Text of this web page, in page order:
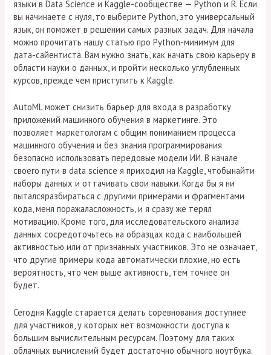
языки в Data Science и Kaggle-сообществе — Python и R. Если
вы начинаете с нуля, то выберите Python, это универсальный
язык, он поможет в решении самых разных задач. Для начала
можно прочитать нашу статью про Python-минимум для
дата-сайентиста. Вам нужно знать, как начать свою карьеру в
области науки о данных, и пройти несколько углубленных
курсов, прежде чем приступить к Kaggle.
AutoML может снизить барьер для входа в разработку
приложений машинного обучения в маркетинге. Это
позволяет маркетологам с общим пониманием процесса
машинного обучения и без знания программирования
безопасно использовать передовые модели ИИ. В начале
своего пути в data science я приходил на Kaggle, чтобынайти
наборы данных и оттачивать свои навыки. Когда бы я ни
пыталсяразбираться с другими примерами и фрагментами
кода, меня поражаласложность, и я сразу же терял
мотивацию. Кроме того, для исследовательского анализа
данных сосредоточьтесь на образцах кода с наибольшей
активностью или от признанных участников. Это не означает,
что другие примеры кода автоматически плохие, но есть
вероятность, что чем выше активность, тем точнее он
будет.
Сегодня Kaggle старается делать соревнования доступнее
для участников, у которых нет возможности доступа к
большим вычислительным ресурсам. Поэтому для таких
облачных вычислений будет достаточно обычного ноутбука.